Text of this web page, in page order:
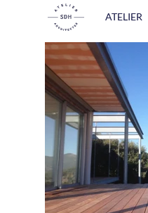
ATELIER